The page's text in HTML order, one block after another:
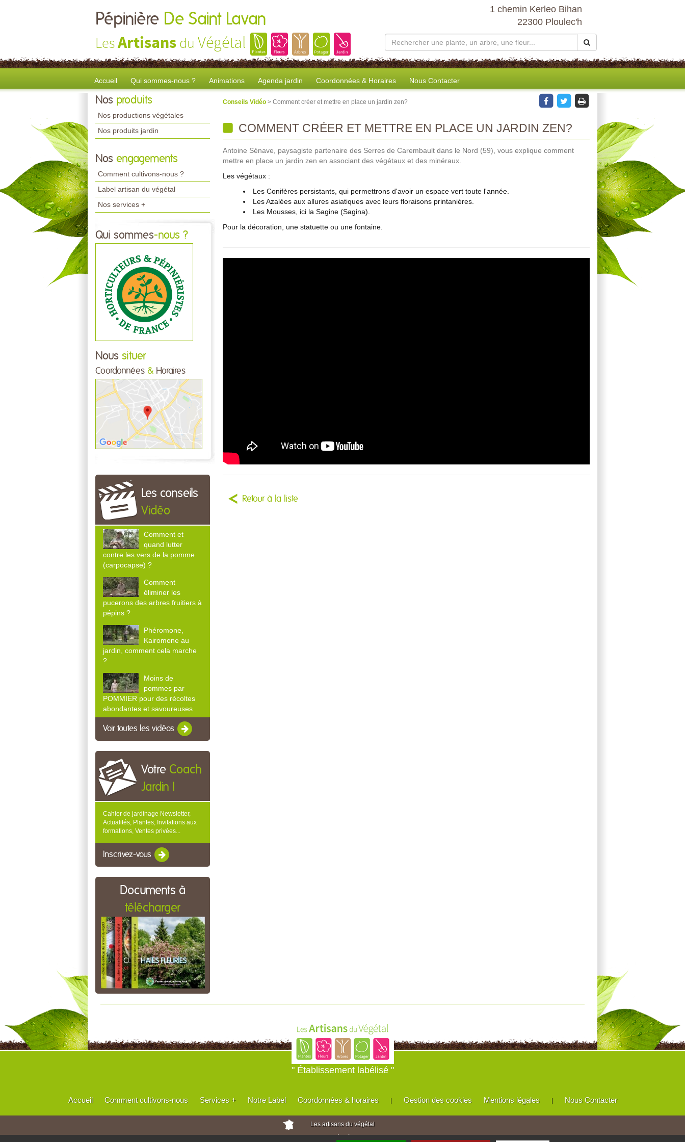
Pépinière De Saint Lavan
LesArtisans du Végétal
1 chemin Kerleo Bihan
22300 Ploulec'h
Accueil Qui sommes-nous ? Animations Agenda jardin Coordonnées & Horaires Nous Contacter
Nos produits
Nos productions végétales
Nos produits jardin
Nos engagements
Comment cultivons-nous ?
Label artisan du végétal
Nos services +
Qui sommes-nous ?
Nous situer
Coordonnées & Horaires
Les conseils
Vidéo
Comment et
quand lutter
contre les vers de la pomme
(carpocapse) ?
Comment
éliminer les
pucerons des arbres fruitiers à
pépins ?
Phéromone,
Kairomone au
jardin, comment cela marche
?
Moins de
pommes par
POMMIER pour des récoltes
abondantes et savoureuses
Voir toutes les vidéos
Votre Coach
Jardin !
Cahier de jardinage Newsletter,
Actualités, Plantes, Invitations aux
formations, Ventes privées...
Inscrivez-vous
Documents à
télécharger
Conseils Vidéo > Comment créer et mettre en place un jardin zen?
COMMENT CRÉER ET METTRE EN PLACE UN JARDIN ZEN?
Antoine Sénave, paysagiste partenaire des Serres de Carembault dans le Nord (59), vous explique comment
mettre en place un jardin zen en associant des végétaux et des minéraux.
Les végétaux :
Les Conifères persistants, qui permettrons d'avoir un espace vert toute l'année.
Les Azalées aux allures asiatiques avec leurs floraisons printanières.
Les Mousses, ici la Sagine (Sagina).
Pour la décoration, une statuette ou une fontaine.
Retour à la liste
" Établissement labélisé "
Accueil Comment cultivons-nous Services + Notre Label Coordonnées & horaires | Gestion des cookies Mentions légales | Nous Contacter
Les artisans du végétal
Horticulteurs et pépinièristes de France